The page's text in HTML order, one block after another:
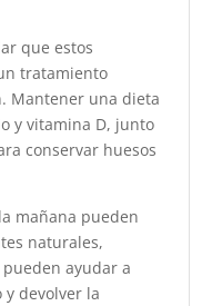
que estos
tratamiento
Mantener una dieta
y vitamina D, junto
conservar huesos
mañana pueden
naturales,
ayudar a
devolver la